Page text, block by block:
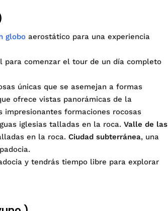
globo aerostático para una experiencia
para comenzar el tour de un día completo
únicas que se asemejan a formas
ofrece vistas panorámicas de la
impresionantes formaciones rocosas
iglesias talladas en la roca. Valle de las
en la roca. Ciudad subterránea, una
y tendrás tiempo libre para explorar